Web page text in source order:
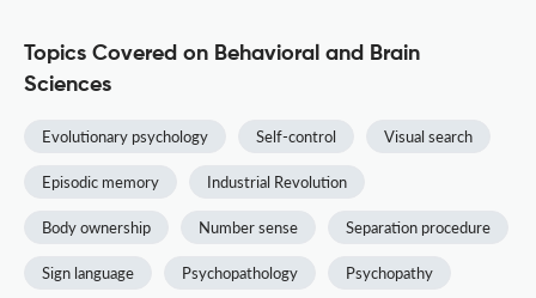
Topics Covered on Behavioral and Brain
Sciences
Evolutionary psychology Self-control Visual search
Episodic memory Industrial Revolution
Body ownership Number sense Separation procedure
Sign language Psychopathology Psychopathy